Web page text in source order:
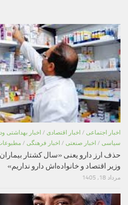
اخبار اجتماعی / اخبار اقتصادی / اخبار بهداشتی
سیاسی / اخبار صنعتی / اخبار فرهنگی /
حذف ارز دارو یعنی «سال کشتار
وزیر اقتصاد و خانواده‌اش دارو نداریم»
مرداد 18, 1405